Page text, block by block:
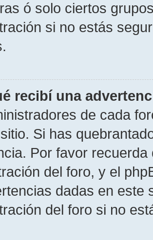
ó solo ciertos
si no estás
recibí una
de cada
Si has
Por favor
del foro, y el
dadas en este
del foro si no